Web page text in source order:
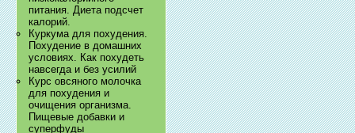
питания. Диета подсчет
калорий.
Куркума для похудения.
Похудение в домашних
условиях. Как похудеть
навсегда и без усилий
Курс овсяного молочка
для похудения и
очищения организма.
Пищевые добавки и
суперфуды